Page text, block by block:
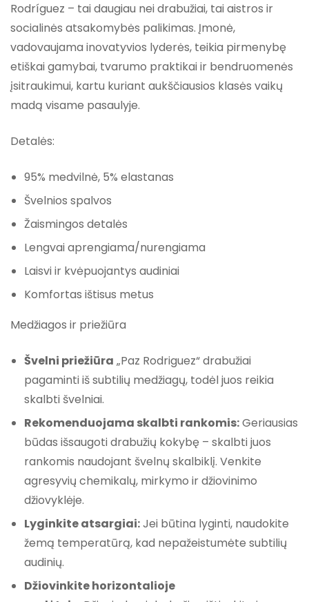
Rodríguez – tai daugiau nei drabužiai, tai aistros ir
socialinės atsakomybės palikimas. Įmonė,
vadovaujama inovatyvios lyderės, teikia pirmenybę
etiškai gamybai, tvarumo praktikai ir bendruomenės
įsitraukimui, kartu kuriant aukščiausios klasės vaikų
madą visame pasaulyje.
Detalės:
95% medvilnė, 5% elastanas
Švelnios spalvos
Žaismingos detalės
Lengvai aprengiama/nurengiama
Laisvi ir kvėpuojantys audiniai
Komfortas ištisus metus
Medžiagos ir priežiūra
Švelni priežiūra „Paz Rodriguez“ drabužiai
pagaminti iš subtilių medžiagų, todėl juos reikia
skalbti švelniai.
Rekomenduojama skalbti rankomis:Geriausias
būdas išsaugoti drabužių kokybę – skalbti juos
rankomis naudojant švelnų skalbiklį. Venkite
agresyvių chemikalų, mirkymo ir džiovinimo
džiovyklėje.
Lyginkite atsargiai:Jei būtina lyginti, naudokite
žemą temperatūrą, kad nepažeistumėte subtilių
audinių.
Džiovinkite horizontalioje